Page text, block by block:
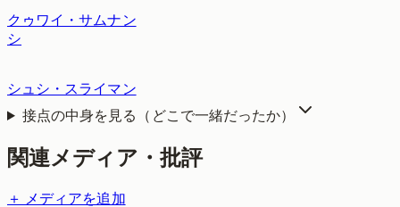
クゥワイ・サムナン
シ
シュシ・スライマン
接点の中身を見る（どこで一緒だったか）
関連メディア・批評
＋ メディアを追加